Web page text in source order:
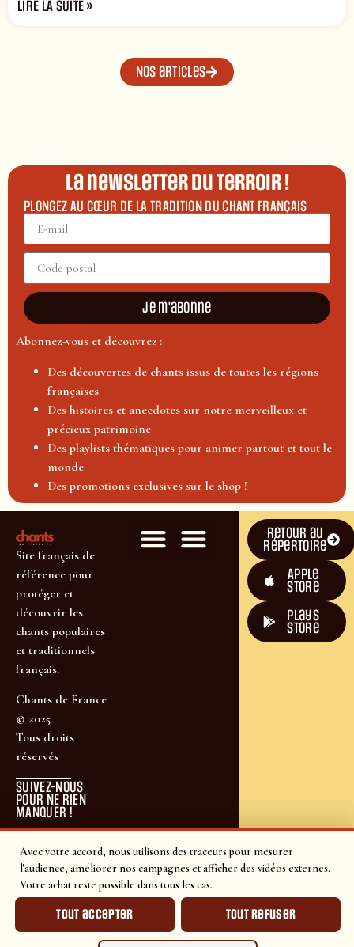
Avec votre accord, nous utilisons des traceurs pour mesurer
l'audience, améliorer nos campagnes et afficher des vidéos externes.
Votre achat reste possible dans tous les cas.
Tout accepter Tout refuser
LIRE LA SUITE »
Nos articles
La newsletter du terroir !
PLONGEZ AU CŒUR DE LA TRADITION DU CHANT FRANÇAIS
Je m'abonne
Abonnez-vous et découvrez :
Des découvertes de chants issus de toutes les régions
françaises
Des histoires et anecdotes sur notre merveilleux et
précieux patrimoine
Des playlists thématiques pour animer partout et tout le
monde
Des promotions exclusives sur le shop !
Site français de
référence pour
protéger et
découvrir les
chants populaires
et traditionnels
français.
Chants de France
© 2025
Tous droits
réservés
SUIVEZ-NOUS
POUR NE RIEN
MANQUER !
Retour au
répertoire
Apple
Store
plays
store